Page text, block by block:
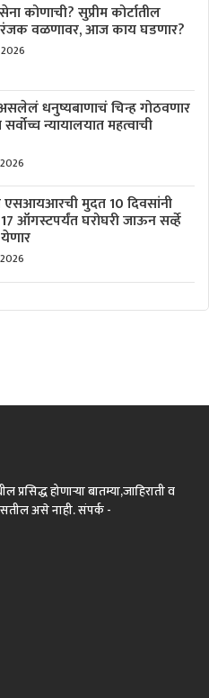
कोणाची? सुप्रीम कोर्टातील
वळणावर, आज काय घडणार?
धनुष्यबाणाचं चिन्ह गोठवणार
न्यायालयात महत्वाची
एसआयआरची मुदत 10 दिवसांनी
ऑगस्टपर्यंत घरोघरी जाऊन सर्व्हे
होणाऱ्या बातम्या,जाहिराती व
असे नाही. संपर्क -